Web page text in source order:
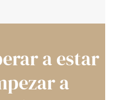
a estar
a